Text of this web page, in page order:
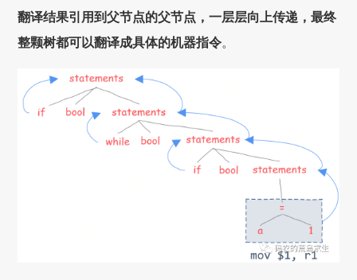
翻译结果引用到父节点的父节点，一层层向上传递，最终
整颗树都可以翻译成具体的机器指令。